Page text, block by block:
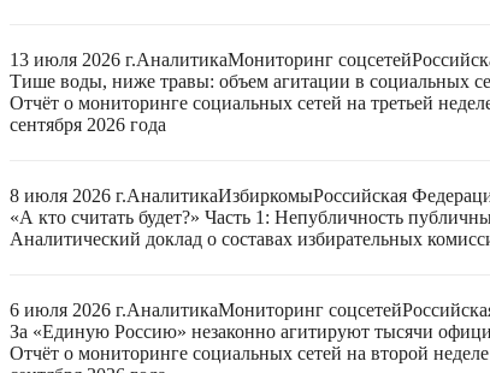
13 июля 2026 г.АналитикаМониторинг соцсетей
Тише воды, ниже травы: объем агитации в социальных
Отчёт о мониторинге социальных сетей на третьей
сентября 2026 года
8 июля 2026 г.АналитикаИзбиркомыРоссийская
«А кто считать будет?» Часть 1: Непубличность
Аналитический доклад о составах избирательных
6 июля 2026 г.АналитикаМониторинг соцсетей
За «Единую Россию» незаконно агитируют тысячи
Отчёт о мониторинге социальных сетей на второй